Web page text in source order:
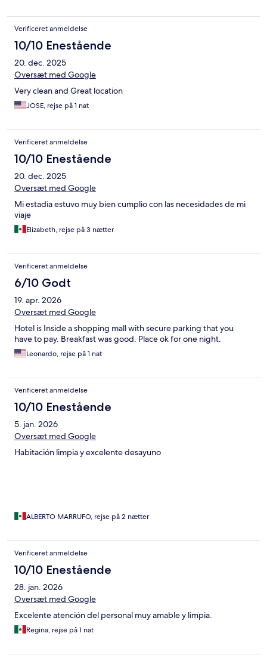
Verificeret anmeldelse
10/10 Enestående
20. dec. 2025
Oversæt med Google
Very clean and Great location
JOSE, rejse på 1 nat
Verificeret anmeldelse
10/10 Enestående
20. dec. 2025
Oversæt med Google
Mi estadia estuvo muy bien cumplio con las necesidades de mi
viaje
Elizabeth, rejse på 3 nætter
Verificeret anmeldelse
6/10 Godt
19. apr. 2026
Oversæt med Google
Hotel is Inside a shopping mall with secure parking that you
have to pay. Breakfast was good. Place ok for one night.
Leonardo, rejse på 1 nat
Verificeret anmeldelse
10/10 Enestående
5. jan. 2026
Oversæt med Google
Habitación limpia y excelente desayuno
ALBERTO MARRUFO, rejse på 2 nætter
Verificeret anmeldelse
10/10 Enestående
28. jan. 2026
Oversæt med Google
Excelente atención del personal muy amable y limpia.
Regina, rejse på 1 nat